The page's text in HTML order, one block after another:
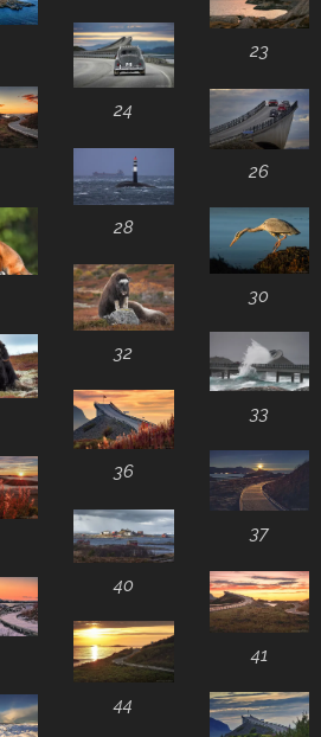
23
24
26
28
30
32
33
36
37
40
41
44